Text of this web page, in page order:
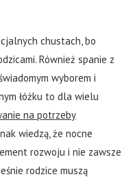
chustach, bo
Również spanie z
wyborem i
łóżku to dla wielu
na potrzeby
wiedzą, że nocne
rozwoju i nie zawsze
rodzice muszą